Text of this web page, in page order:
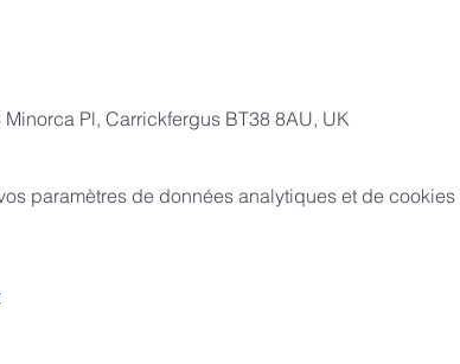
Pl, Carrickfergus BT38 8AU, UK
paramètres de données analytiques et de